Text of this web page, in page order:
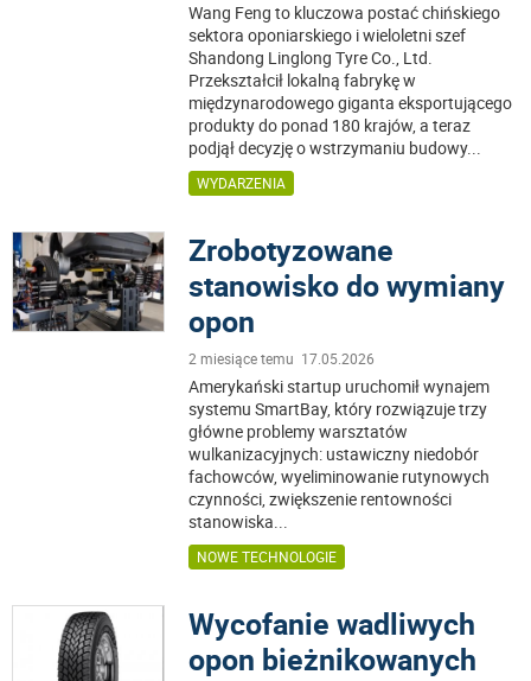
Wang Feng to kluczowa postać chińskiego
sektora oponiarskiego i wieloletni szef
Shandong Linglong Tyre Co., Ltd.
Przekształcił lokalną fabrykę w
międzynarodowego giganta eksportującego
produkty do ponad 180 krajów, a teraz
podjął decyzję o wstrzymaniu budowy...
WYDARZENIA
Zrobotyzowane
stanowisko do wymiany
opon
2 miesiące temu 17.05.2026
Amerykański startup uruchomił wynajem
systemu SmartBay, który rozwiązuje trzy
główne problemy warsztatów
wulkanizacyjnych: ustawiczny niedobór
fachowców, wyeliminowanie rutynowych
czynności, zwiększenie rentowności
stanowiska...
NOWE TECHNOLOGIE
Wycofanie wadliwych
opon bieżnikowanych